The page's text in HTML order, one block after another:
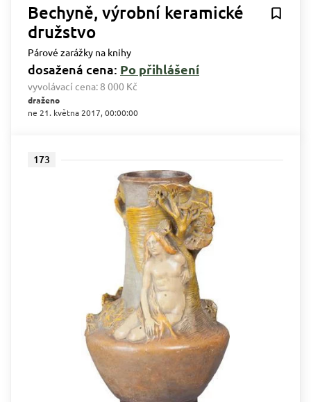
Bechyně, výrobní keramické
družstvo
Párové zarážky na knihy
dosažená cena: Po přihlášení
vyvolávací cena: 8 000 Kč
draženo
ne 21. května 2017, 00:00:00
173